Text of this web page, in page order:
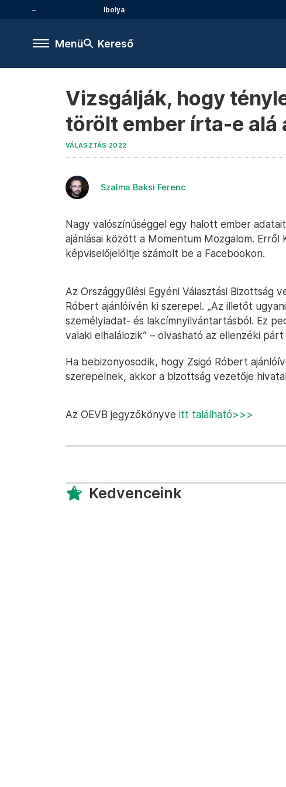
Ibolya
Menü Kereső
Vizsgálják, hogy
törölt ember írta-e alá
VÁLASZTÁS 2022
Szalma Baksi Ferenc
Nagy valószínűséggel egy halott ember
ajánlásai között a Momentum Mozgalom. Erről
képviselőjelöltje számolt be a Facebookon.
Az Országgyűlési Egyéni Választási Bizottság
Róbert ajánlóívén ki szerepel. „Az illetőt
személyiadat- és lakcímnyilvántartásból. Ez
valaki elhalálozik” – olvasható az ellenzéki
Ha bebizonyosodik, hogy Zsigó Róbert
szerepelnek, akkor a bizottság vezetője
Az OEVB jegyzőkönyve itt található>>>
Kedvenceink